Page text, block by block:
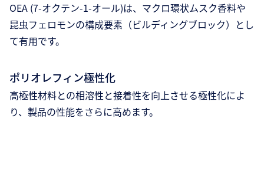
OEA (7-オクテン-1-オール)は、マクロ環状ムスク香料や
昆虫フェロモンの構成要素（ビルディングブロック）とし
て有用です。
ポリオレフィン極性化
高極性材料との相溶性と接着性を向上させる極性化によ
り、製品の性能をさらに高めます。